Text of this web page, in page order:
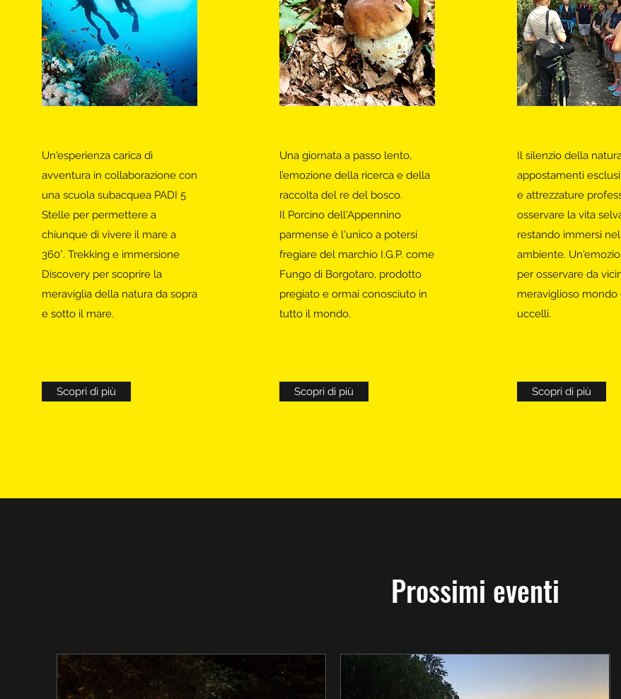
Un'esperienza carica di
avventura in collaborazione con
una scuola subacquea PADI 5
Stelle per permettere a
chiunque di vivere il mare a
360°. Trekking e immersione
Discovery per scoprire la
meraviglia della natura da sopra
e sotto il mare.
Scopri di più
Una giornata a passo lento,
l’emozione della ricerca e della
raccolta del re del bosco.
Il Porcino dell'Appennino
parmense è l'unico a potersi
fregiare del marchio I.G.P. come
Fungo di Borgotaro, prodotto
pregiato e ormai conosciuto in
tutto il mondo.
Scopri di più
Il silenzio della
appostamenti
e attrezzature
osservare la vita
restando immersi
ambiente.
per osservare da
meraviglioso mondo
uccelli.
Scopri di più
Prossimi eventi